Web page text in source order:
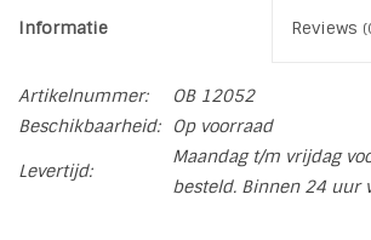
Informatie Reviews
Artikelnummer:
OB 12052
Beschikbaarheid:
Op voorraad
Levertijd:
Maandag t/m vrijdag
besteld. Binnen 24 uur